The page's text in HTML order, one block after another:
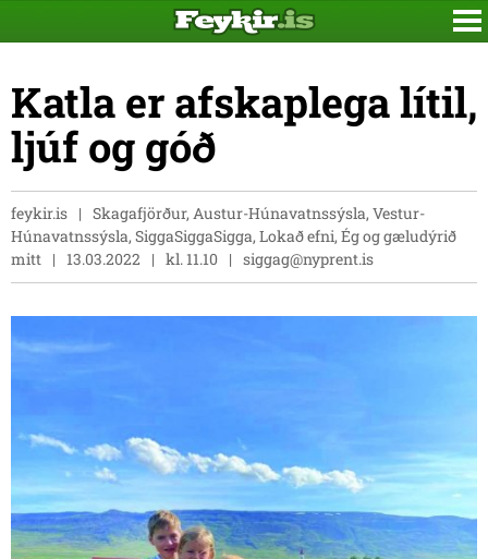
Katla er afskaplega lítil,
ljúf og góð
feykir.is
Skagafjörður, Austur-Húnavatnssýsla, Vestur-
Húnavatnssýsla, SiggaSiggaSigga, Lokað efni, Ég og gæludýrið
mitt
13.03.2022 kl. 11.10 siggag@nyprent.is